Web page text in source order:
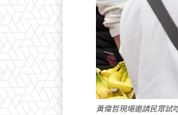
黃偉哲現場邀請民眾試